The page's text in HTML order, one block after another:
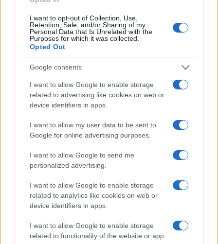
I want to opt-out of Collection, Use,
Retention, Sale, and/or Sharing of my
Personal Data that Is Unrelated with the
Purposes for which it was collected.
Opted Out
Google consents
I want to allow Google to enable storage
related to advertising like cookies on web or
device identifiers in apps.
I want to allow my user data to be sent to
Google for online advertising purposes.
I want to allow Google to send me
personalized advertising.
I want to allow Google to enable storage
related to analytics like cookies on web or
device identifiers in apps.
I want to allow Google to enable storage
related to functionality of the website or app.
Continua a leggere
NEWS
Come scegliere le scarpe da running donna: comfort
e performance